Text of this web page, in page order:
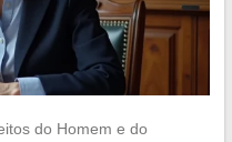
do Homem e do